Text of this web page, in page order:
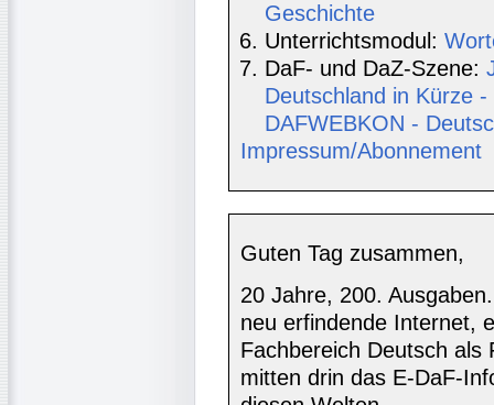
Geschichte
Unterrichtsmodul:
DaF- und DaZ-Szene:
Deutschland in Kürze
DAFWEBKON -
Impressum/Abonnement
Guten Tag zusammen,
20 Jahre, 200.
neu erfindende Internet,
Fachbereich Deutsch als
mitten drin das E-DaF-